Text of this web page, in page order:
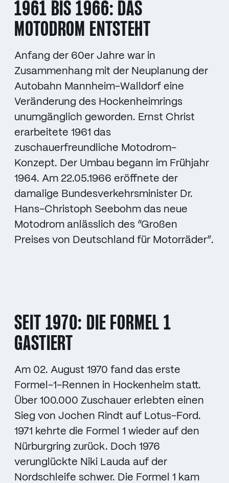
1961 BIS 1966: DAS
MOTODROM ENTSTEHT
Anfang der 60er Jahre war in
Zusammenhang mit der Neuplanung der
Autobahn Mannheim-Walldorf eine
Veränderung des Hockenheimrings
unumgänglich geworden. Ernst Christ
erarbeitete 1961 das
zuschauerfreundliche Motodrom-
Konzept. Der Umbau begann im Frühjahr
1964. Am 22.05.1966 eröffnete der
damalige Bundesverkehrsminister Dr.
Hans-Christoph Seebohm das neue
Motodrom anlässlich des “Großen
Preises von Deutschland für Motorräder”.
SEIT 1970: DIE FORMEL 1
GASTIERT
Am 02. August 1970 fand das erste
Formel-1-Rennen in Hockenheim statt.
Über 100.000 Zuschauer erlebten einen
Sieg von Jochen Rindt auf Lotus-Ford.
1971 kehrte die Formel 1 wieder auf den
Nürburgring zurück. Doch 1976
verunglückte Niki Lauda auf der
Nordschleife schwer. Die Formel 1 kam